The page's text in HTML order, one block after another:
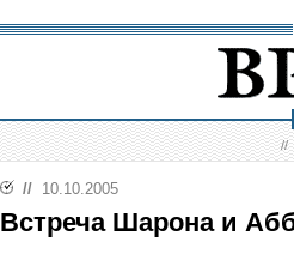
//
// 10.10.2005
Встреча Шарона и